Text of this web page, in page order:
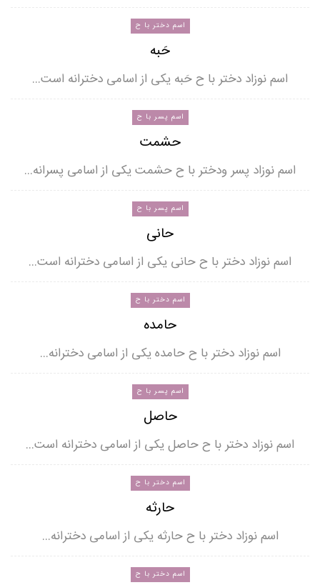
اسم دختر با ح
حَبه
اسم نوزاد دختر با ح حَبه یکی از اسامی دخترانه است…
اسم پسر با ح
حشمت
اسم نوزاد پسر ودختر با ح حشمت یکی از اسامی پسرانه…
اسم پسر با ح
حانی
اسم نوزاد دختر با ح حانی یکی از اسامی دخترانه است…
اسم دختر با ح
حامده
اسم نوزاد دختر با ح حامده یکی از اسامی دخترانه…
اسم پسر با ح
حاصل
اسم نوزاد دختر با ح حاصل یکی از اسامی دخترانه است…
اسم دختر با ح
حارثه
اسم نوزاد دختر با ح حارثه یکی از اسامی دخترانه…
اسم دختر با ح